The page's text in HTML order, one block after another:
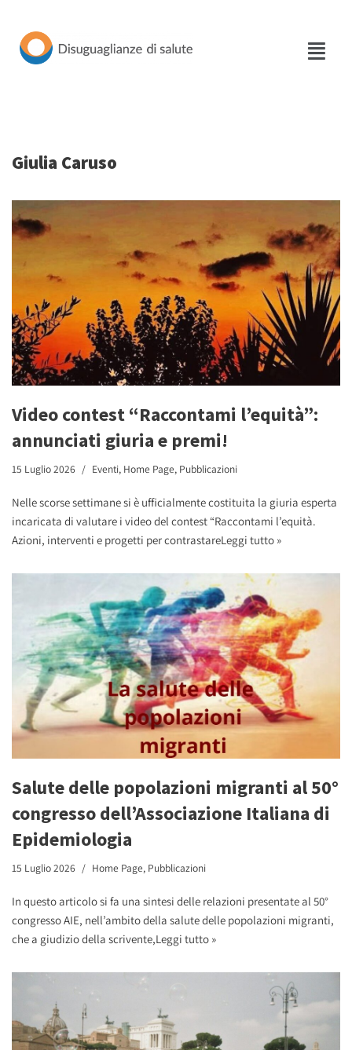
Vai
Giulia Caruso
Video contest “Raccontami l’equità”:
annunciati giuria e premi!
15 Luglio 2026 Eventi, Home Page, Pubblicazioni
Nelle scorse settimane si è ufficialmente costituita la giuria esperta
incaricata di valutare i video del contest “Raccontami l’equità.
Azioni, interventi e progetti per contrastareLeggi tutto »
Salute delle popolazioni migranti al 50°
congresso dell’Associazione Italiana di
Epidemiologia
15 Luglio 2026 Home Page, Pubblicazioni
In questo articolo si fa una sintesi delle relazioni presentate al 50°
congresso AIE, nell’ambito della salute delle popolazioni migranti,
che a giudizio della scrivente,Leggi tutto »